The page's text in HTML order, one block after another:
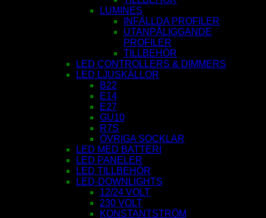
LUMINES
INFÄLLDA PROFILER
UTANPÅLIGGANDE
PROFILER
TILLBEHÖR
LED CONTROLLERS & DIMMERS
LED LJUSKÄLLOR
B22
E14
E27
GU10
R7S
ÖVRIGA SOCKLAR
LED MED BATTERI
LED PANELER
LED TILLBEHÖR
LED-DOWNLIGHTS
12/24 VOLT
230 VOLT
KONSTANTSTRÖM